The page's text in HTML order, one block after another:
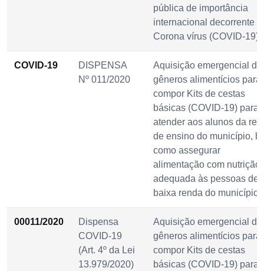
pública de importância
internacional decorrente
Corona vírus (COVID-19).
COVID-19
DISPENSA
Nº 011/2020
Aquisição emergencial de
gêneros alimentícios para
compor Kits de cestas
básicas (COVID-19) para
atender aos alunos da
de ensino do município,
como assegurar
alimentação com nutrição
adequada às pessoas de
baixa renda do município.
00011/2020
Dispensa
COVID-19
(Art. 4º da Lei
13.979/2020)
Aquisição emergencial de
gêneros alimentícios para
compor Kits de cestas
básicas (COVID-19) para